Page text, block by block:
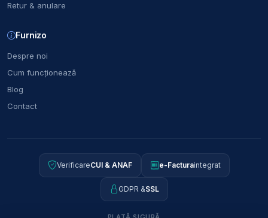
Retur & anulare
Furnizo
Despre noi
Cum funcționează
Blog
Contact
VerificareCUI & ANAF e-Facturaintegrat
GDPR &SSL